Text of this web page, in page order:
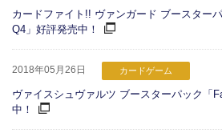
カードファイト!! ヴァンガード ブースター
Q4」好評発売中！
2018年05月26日 カードゲーム
ヴァイスシュヴァルツ ブースターパック「
中！